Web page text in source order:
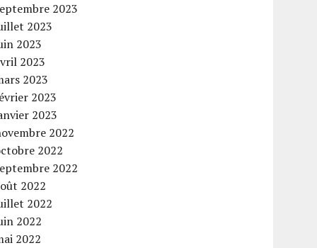
2023
2023
2023
2023
2023
2023
2023
2022
2022
2022
2022
2022
2022
2022